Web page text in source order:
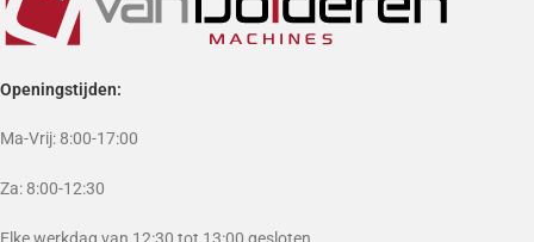
Openingstijden:
Ma-Vrij: 8:00-17:00
Za: 8:00-12:30